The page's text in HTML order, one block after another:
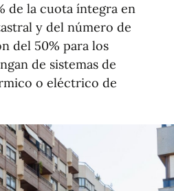
de la cuota íntegra en
y del número de
del 50% para los
de sistemas de
o eléctrico de